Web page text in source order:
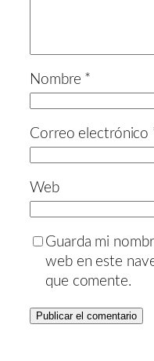
Nombre *
Correo electrónico
Web
Guarda mi
web en este
que comente.